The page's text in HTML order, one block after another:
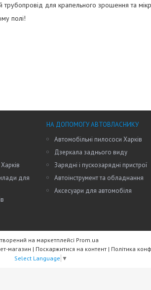
трубопровід для крапельного зрошення та
полі!
для
НА ДОПОМОГУ АВТОВЛАСНИКУ
Автомобільні пилососи Харків
Дзеркала заднього виду
Зарядні і пускозарядні пристрої
Автоінструмент та обладнання
Аксесуари для автомобіля
на маркетплейсі Prom.ua
RW Trade - Оптово-роздрібний інтернет-магазин | Поскаржитися на контент | Політика
Select Language ▼